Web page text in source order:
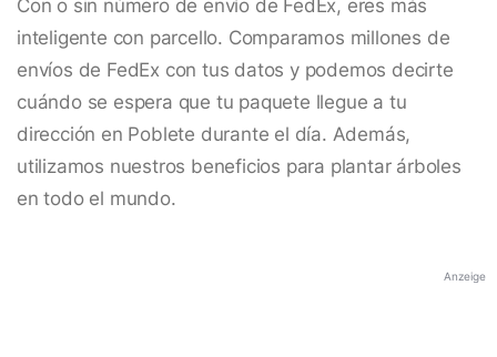
Con o sin número de envío de FedEx, eres más
inteligente con parcello. Comparamos millones de
envíos de FedEx con tus datos y podemos decirte
cuándo se espera que tu paquete llegue a tu
dirección en Poblete durante el día. Además,
utilizamos nuestros beneficios para plantar árboles
en todo el mundo.
Anzeige